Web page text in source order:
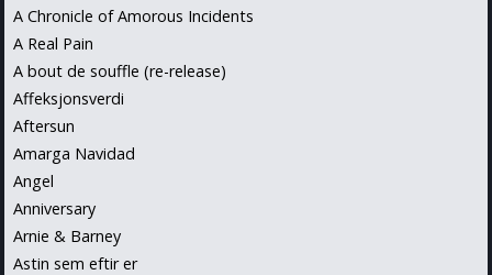
A Chronicle of Amorous Incidents
A Real Pain
A bout de souffle (re-release)
Affeksjonsverdi
Aftersun
Amarga Navidad
Angel
Anniversary
Arnie & Barney
Astin sem eftir er